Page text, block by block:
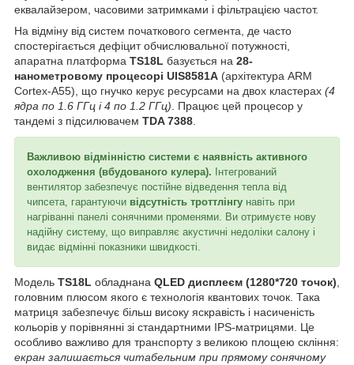
еквалайзером, часовими затримками і фільтрацією частот.
На відміну від систем початкового сегмента, де часто
спостерігається дефіцит обчислювальної потужності,
апаратна платформа TS18L базується на 28-
нанометровому процесорі UIS8581A (архітектура ARM
Cortex-A55), що гнучко керує ресурсами на двох кластерах (4
ядра по 1.6 ГГц і 4 по 1.2 ГГц). Працює цей процесор у
тандемі з підсилювачем TDA 7388.
Важливою відмінністю системи є наявність активного
охолодження (вбудованого кулера). Інтегрований
вентилятор забезпечує постійне відведення тепла від
чипсета, гарантуючи відсутність троттлінгу навіть при
нагріванні панелі сонячними променями. Ви отримуєте нову
надійну систему, що виправляє акустичні недоліки салону і
видає відмінні показники швидкості.
Модель TS18L обладнана QLED дисплеєм (1280*720 точок),
головним плюсом якого є технологія квантових точок. Така
матриця забезпечує більш високу яскравість і насиченість
кольорів у порівнянні зі стандартними IPS-матрицями. Це
особливо важливо для транспорту з великою площею скління:
екран залишається читабельним при прямому сонячному